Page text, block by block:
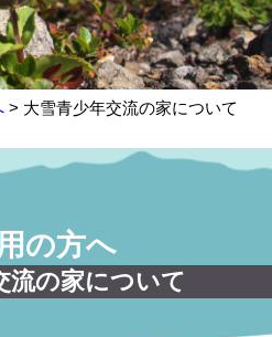
> 大雪青少年交流の家について
の方へ
流の家について